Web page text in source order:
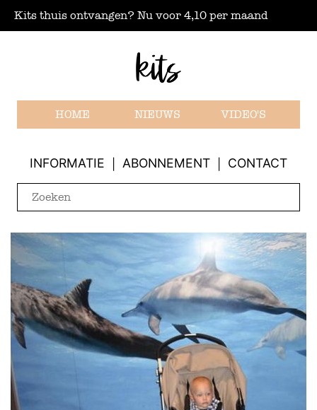
Kits thuis ontvangen? Nu voor 4,10 per maand
HOME NIEUWS VIDEO'S
INFORMATIE ABONNEMENT CONTACT